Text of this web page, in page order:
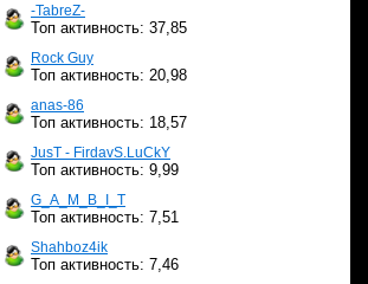
-TabreZ-
Топ активность: 37,85
Rock Guy
Топ активность: 20,98
anas-86
Топ активность: 18,57
JusT - FirdavS.LuCkY
Топ активность: 9,99
G_A_M_B_I_T
Топ активность: 7,51
Shahboz4ik
Топ активность: 7,46